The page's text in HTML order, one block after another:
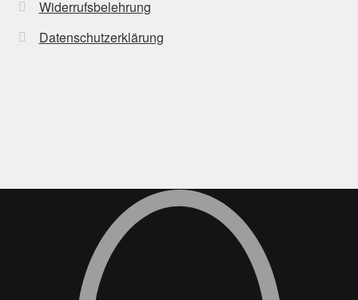
Widerrufsbelehrung
Datenschutzerklärung